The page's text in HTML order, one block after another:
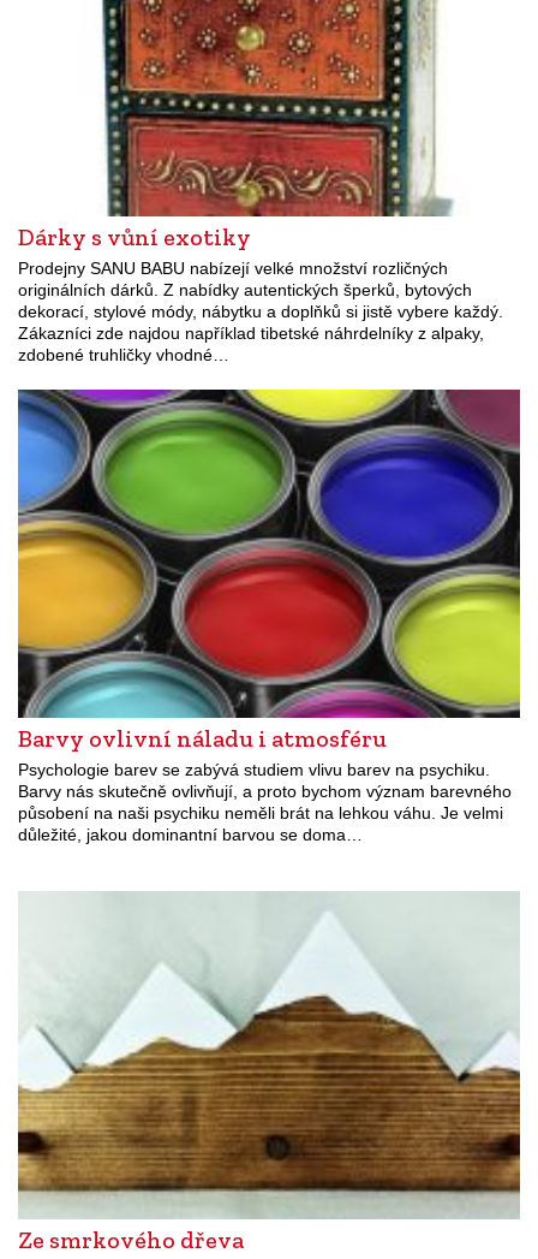
Dárky s vůní exotiky
Prodejny SANU BABU nabízejí velké množství rozličných
originálních dárků. Z nabídky autentických šperků, bytových
dekorací, stylové módy, nábytku a doplňků si jistě vybere každý.
Zákazníci zde najdou například tibetské náhrdelníky z alpaky,
zdobené truhličky vhodné…
Barvy ovlivní náladu i atmosféru
Psychologie barev se zabývá studiem vlivu barev na psychiku.
Barvy nás skutečně ovlivňují, a proto bychom význam barevného
působení na naši psychiku neměli brát na lehkou váhu. Je velmi
důležité, jakou dominantní barvou se doma…
Ze smrkového dřeva